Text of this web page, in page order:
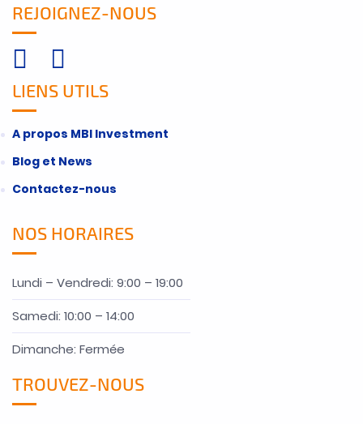
REJOIGNEZ-NOUS
LIENS UTILS
A propos MBI Investment
Blog et News
Contactez-nous
NOS HORAIRES
Lundi – Vendredi: 9:00 – 19:00
Samedi: 10:00 – 14:00
Dimanche: Fermée
TROUVEZ-NOUS